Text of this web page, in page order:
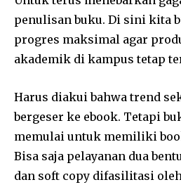
penulisan buku. Di sini kita
progres maksimal agar
akademik di kampus tetap
Harus diakui bahwa trend
bergeser ke ebook. Tetapi
memulai untuk memiliki
Bisa saja pelayanan dua
dan soft copy difasilitasi